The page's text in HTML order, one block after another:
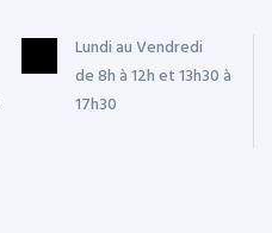
Lundi au Vendredi
de 8h à 12h et 13h30 à
17h30